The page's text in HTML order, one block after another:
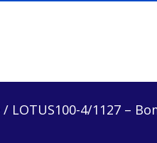
/ LOTUS100-4/1127 –